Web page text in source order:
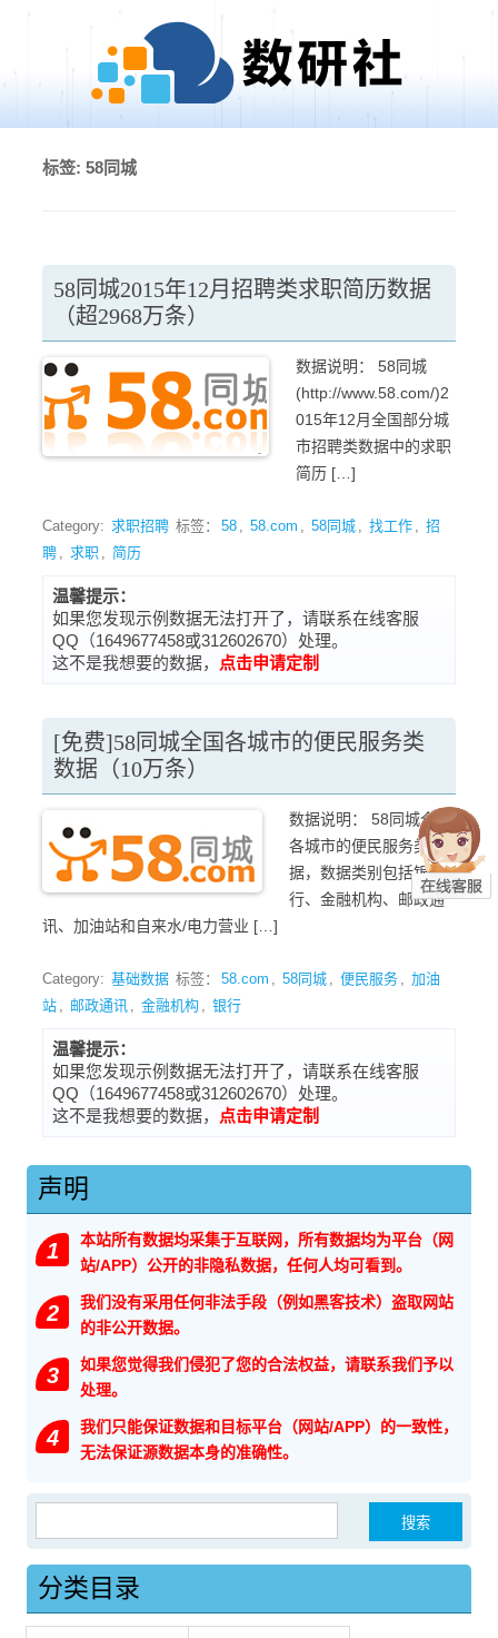
标签: 58同城
58同城2015年12月招聘类求职简历数据
（超2968万条）
数据说明： 58同城
(http://www.58.com/)2
015年12月全国部分城
市招聘类数据中的求职
简历 […]
Category: 求职招聘 标签： 58 , 58.com , 58同城 , 找工作 , 招
聘 , 求职 , 简历
温馨提示：
如果您发现示例数据无法打开了，请联系在线客服
QQ（1649677458或312602670）处理。
这不是我想要的数据，
点击申请定制
[免费]58同城全国各城市的便民服务类
数据（10万条）
数据说明： 58同城全国
各城市的便民服务类数
据，数据类别包括银
行、金融机构、邮政通
讯、加油站和自来水/电力营业 […]
Category: 基础数据 标签： 58.com , 58同城 , 便民服务 , 加油
站 , 邮政通讯 , 金融机构 , 银行
温馨提示：
如果您发现示例数据无法打开了，请联系在线客服
QQ（1649677458或312602670）处理。
这不是我想要的数据，
点击申请定制
声明
1
本站所有数据均采集于互联网，所有数据均为平台（网
站/APP）公开的非隐私数据，任何人均可看到。
2
我们没有采用任何非法手段（例如黑客技术）盗取网站
的非公开数据。
3
如果您觉得我们侵犯了您的合法权益，请联系我们予以
处理。
4
我们只能保证数据和目标平台（网站/APP）的一致性，
无法保证源数据本身的准确性。
分类目录